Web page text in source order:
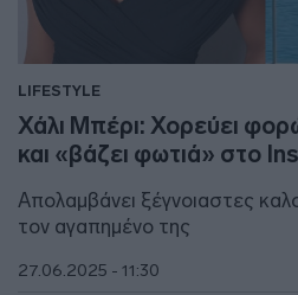
LIFESTYLE
Χάλι Μπέρι: Χορεύει
και «βάζει φωτιά» στο
Απολαμβάνει ξέγνοιαστες
τον αγαπημένο της
27.06.2025 - 11:30